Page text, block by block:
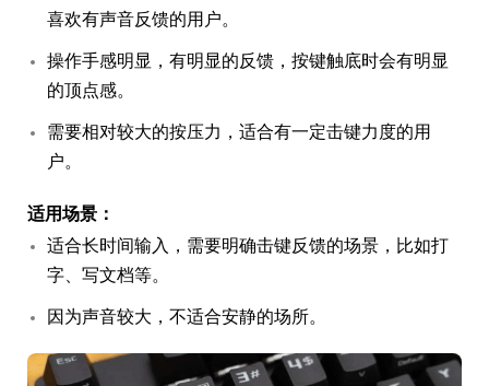
喜欢有声音反馈的用户。
操作手感明显，有明显的反馈，按键触底时会有明显
的顶点感。
需要相对较大的按压力，适合有一定击键力度的用
户。
适用场景：
适合长时间输入，需要明确击键反馈的场景，比如打
字、写文档等。
因为声音较大，不适合安静的场所。